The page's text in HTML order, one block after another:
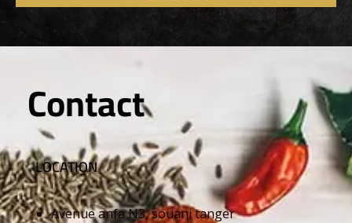
Contact
LOCATION
Avenue anfa N3, souani tanger